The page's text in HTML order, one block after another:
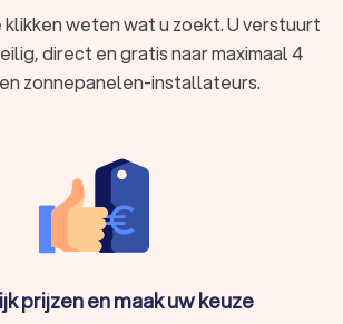
weten wat u zoekt. U verstuurt
direct en gratis naar maximaal 4
zonnepanelen-installateurs.
prijzen en maak uw keuze